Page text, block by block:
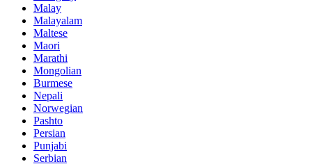
Malay
Malayalam
Maltese
Maori
Marathi
Mongolian
Burmese
Nepali
Norwegian
Pashto
Persian
Punjabi
Serbian